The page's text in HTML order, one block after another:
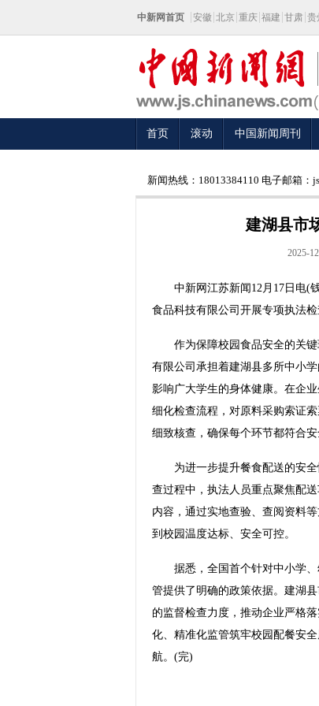
中新网首页 安徽 北京 重庆 福建 甘肃 贵
首页 滚动 中国新闻周刊
新闻热线：18013384110 电子邮箱：
建湖县市
2025-
中新网江苏新闻12月17日电(钱
食品科技有限公司开展专项执法
作为保障校园食品安全的关键
有限公司承担着建湖县多所中小
影响广大学生的身体健康。在企
细化检查流程，对原料采购索证
细致核查，确保每个环节都符合
为进一步提升餐食配送的安全
查过程中，执法人员重点聚焦配
内容，通过实地查验、查阅资料
到校园温度达标、安全可控。
据悉，全国首个针对中小学、
管提供了明确的政策依据。建湖
的监督检查力度，推动企业严格
化、精准化监管筑牢校园配餐安
航。(完)